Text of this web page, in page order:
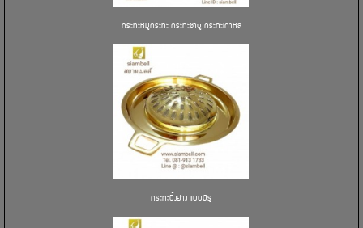
กระทะหมูกระทะ กระทะชาบู กระทะเกาหลี
กระทะปิ้งย่าง แบบมีรู